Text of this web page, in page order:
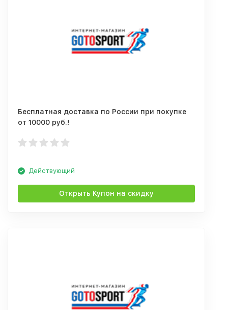
Бесплатная доставка по России при покупке
от 10000 руб.!
Действующий
Открыть Купон на скидку